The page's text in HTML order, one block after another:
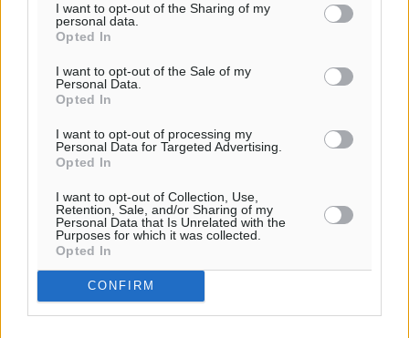
I want to opt-out of the Sharing of my
personal data.
Opted In
I want to opt-out of the Sale of my
Personal Data.
Opted In
I want to opt-out of processing my
Personal Data for Targeted Advertising.
Opted In
I want to opt-out of Collection, Use,
Retention, Sale, and/or Sharing of my
Personal Data that Is Unrelated with the
Purposes for which it was collected.
Opted In
CONFIRM
Σύνδεσμος Βετεράνων Ρόδου-
Διαγόρα: Συνεδρίαση με θέμα τα
φιλικά παιχνίδια